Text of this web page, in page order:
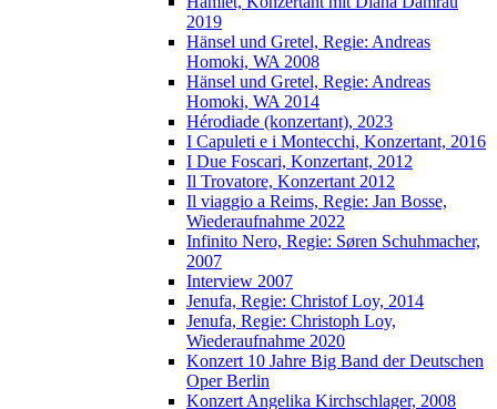
2019
Hänsel und Gretel, Regie: Andreas
Homoki, WA 2008
Hänsel und Gretel, Regie: Andreas
Homoki, WA 2014
Hérodiade (konzertant), 2023
I Capuleti e i Montecchi, Konzertant, 2016
I Due Foscari, Konzertant, 2012
Il Trovatore, Konzertant 2012
Il viaggio a Reims, Regie: Jan Bosse,
Wiederaufnahme 2022
Infinito Nero, Regie: Søren Schuhmacher,
2007
Interview 2007
Jenufa, Regie: Christof Loy, 2014
Jenufa, Regie: Christoph Loy,
Wiederaufnahme 2020
Konzert 10 Jahre Big Band der Deutschen
Oper Berlin
Konzert Angelika Kirchschlager, 2008